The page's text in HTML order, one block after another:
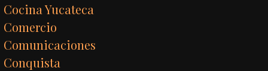
Cocina Yucateca
Comercio
Comunicaciones
Conquista